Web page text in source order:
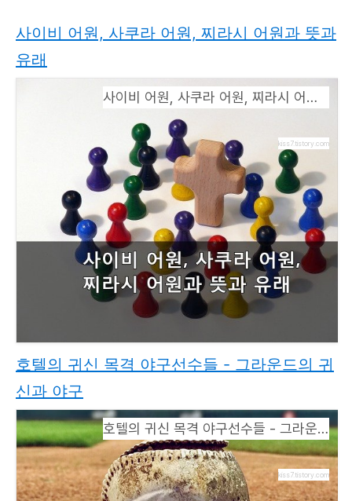
사이비 어원, 사쿠라 어원, 찌라시 어원과 뜻과
유래
사이비 어원, 사쿠라 어원, 찌라시 어원과 뜻과 유래
kiss7.tistory.com
호텔의 귀신 목격 야구선수들 - 그라운드의 귀
신과 야구
호텔의 귀신 목격 야구선수들 - 그라운드의 귀신과 야구
kiss7.tistory.com